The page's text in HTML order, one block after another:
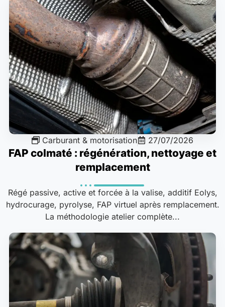
Carburant & motorisation 27/07/2026
FAP colmaté : régénération, nettoyage et
remplacement
Régé passive, active et forcée à la valise, additif Eolys,
hydrocurage, pyrolyse, FAP virtuel après remplacement.
La méthodologie atelier complète...